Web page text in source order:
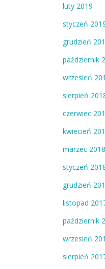
luty 2019
styczeń
grudzień
październik
wrzesień
sierpień
czerwiec
kwiecień
marzec 2018
styczeń
grudzień
listopad
październik
wrzesień
sierpień